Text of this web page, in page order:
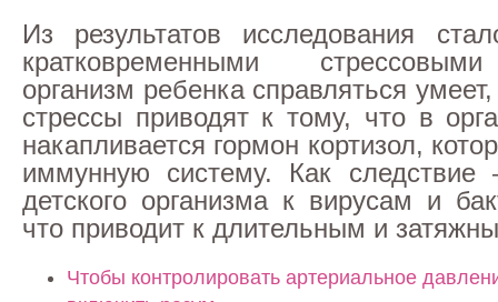
Из результатов исследования
кратковременными
организм ребенка справляться
стрессы приводят к тому, что в
накапливается гормон кортизол,
иммунную систему. Как следствие
детского организма к вирусам и
что приводит к длительным и
Чтобы контролировать артериальное